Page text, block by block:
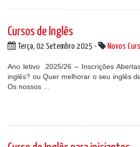
Cursos de Inglês
Terça, 02 Setembro 2025 - Novos
Ano letivo 2025/26 – Inscrições
inglês? ou Quer melhorar o seu inglês
Os nossos ...